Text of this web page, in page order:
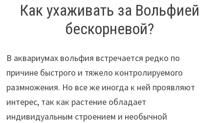
Как ухаживать за Вольфией
бескорневой?
В аквариумах вольфия встречается редко по
причине быстрого и тяжело контролируемого
размножения. Но все же иногда к ней проявляют
интерес, так как растение обладает
индивидуальным строением и необычной